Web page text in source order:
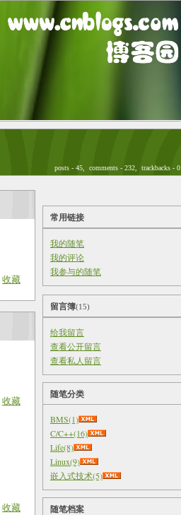
posts - 45, comments - 232, trackbacks - 0
收藏
收藏
收藏
常用链接
我的随笔
我的评论
我参与的随笔
留言簿(15)
给我留言
查看公开留言
查看私人留言
随笔分类
BMS(1)
C/C++(16)
Life(8)
Linux(9)
嵌入式技术(5)
随笔档案